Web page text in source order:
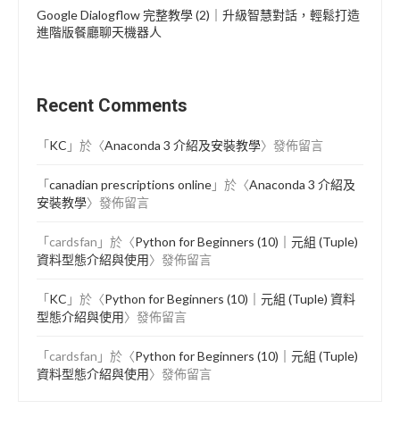
Google Dialogflow 完整教學 (2)｜升級智慧對話，輕鬆打造
進階版餐廳聊天機器人
Recent Comments
「KC 」於〈Anaconda 3 介紹及安裝教學〉發佈留言
「canadian prescriptions online 」於〈Anaconda 3 介紹及
安裝教學〉發佈留言
「cardsfan 」於〈Python for Beginners (10)｜元組 (Tuple)
資料型態介紹與使用〉發佈留言
「KC 」於〈Python for Beginners (10)｜元組 (Tuple) 資料
型態介紹與使用〉發佈留言
「cardsfan 」於〈Python for Beginners (10)｜元組 (Tuple)
資料型態介紹與使用〉發佈留言